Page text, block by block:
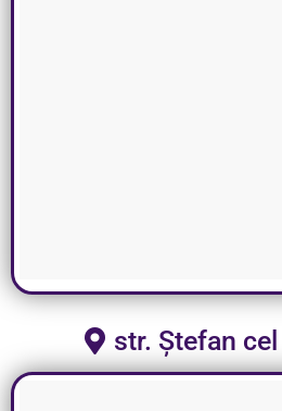
str. Ștefan